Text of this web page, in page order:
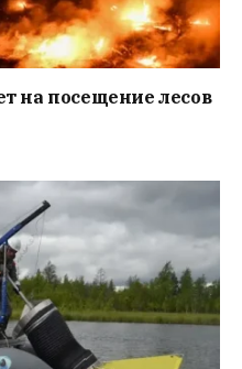
на посещение лесов